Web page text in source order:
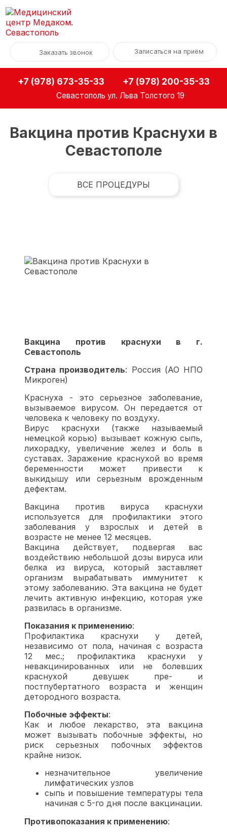
Заказать звонок Записаться на приём
+7 (978) 673-35-33 +7 (978) 200-35-33
Севастополь ул. Льва Толстого 19
Вакцина против Краснухи в
Севастополе
ВСЕ ПРОЦЕДУРЫ
Вакцина против краснухи в г.
Севастополь
Страна производитель: Россия (АО НПО
Микроген)
Краснуха - это серьезное заболевание,
вызываемое вирусом. Он передается от
человека к человеку по воздуху.
Вирус краснухи (также называемый
немецкой корью) вызывает кожную сыпь,
лихорадку, увеличение желез и боль в
суставах. Заражение краснухой во время
беременности может привести к
выкидышу или серьезным врожденным
дефектам.
Вакцина против вируса краснухи
используется для профилактики этого
заболевания у взрослых и детей в
возрасте не менее 12 месяцев.
Вакцина действует, подвергая вас
воздействию небольшой дозы вируса или
белка из вируса, который заставляет
организм вырабатывать иммунитет к
этому заболеванию. Эта вакцина не будет
лечить активную инфекцию, которая уже
развилась в организме.
Показания к применению:
Профилактика краснухи у детей,
независимо от пола, начиная с возраста
12 мес.; профилактика краснухи у
невакцинированных или не болевших
краснухой девушек пре- и
постпубертатного возраста и женщин
детородного возраста.
Побочные эффекты:
Как и любое лекарство, эта вакцина
может вызывать побочные эффекты, но
риск серьезных побочных эффектов
крайне низок.
незначительное увеличение
лимфатических узлов
сыпь и повышение температуры тела
начиная с 5-го дня после вакцинации.
Противопоказания к применению: